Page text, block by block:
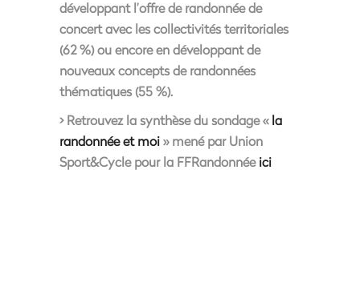
développant l’offre de randonnée de
concert avec les collectivités territoriales
(62 %) ou encore en développant de
nouveaux concepts de randonnées
thématiques (55 %).
> Retrouvez la synthèse du sondage «la
randonnée et moi» mené par Union
Sport&Cycle pour la FFRandonnéeici